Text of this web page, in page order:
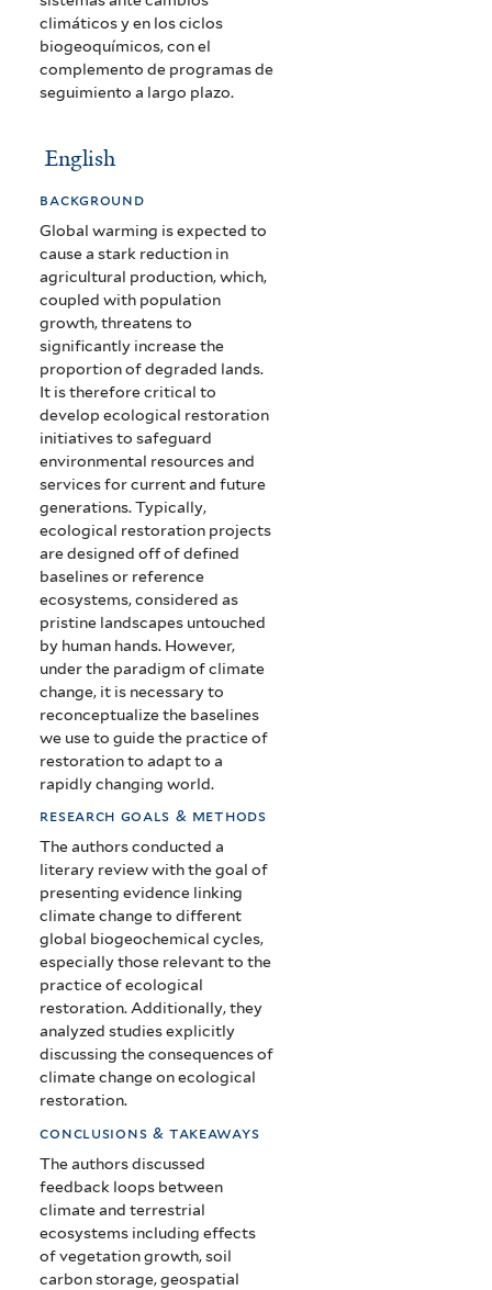
climáticos y en los ciclos
biogeoquímicos, con el
complemento de programas de
seguimiento a largo plazo.
English
background
Global warming is expected to
cause a stark reduction in
agricultural production, which,
coupled with population
growth, threatens to
significantly increase the
proportion of degraded lands.
It is therefore critical to
develop ecological restoration
initiatives to safeguard
environmental resources and
services for current and future
generations. Typically,
ecological restoration projects
are designed off of defined
baselines or reference
ecosystems, considered as
pristine landscapes untouched
by human hands. However,
under the paradigm of climate
change, it is necessary to
reconceptualize the baselines
we use to guide the practice of
restoration to adapt to a
rapidly changing world.
research goals & methods
The authors conducted a
literary review with the goal of
presenting evidence linking
climate change to different
global biogeochemical cycles,
especially those relevant to the
practice of ecological
restoration. Additionally, they
analyzed studies explicitly
discussing the consequences of
climate change on ecological
restoration.
conclusions & takeaways
The authors discussed
feedback loops between
climate and terrestrial
ecosystems including effects
of vegetation growth, soil
carbon storage, geospatial